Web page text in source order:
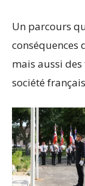
Un parcours
conséquences
mais aussi
société